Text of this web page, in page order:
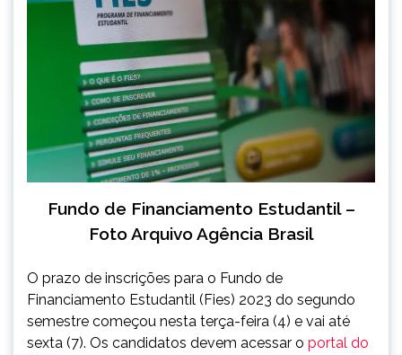
Fundo de Financiamento Estudantil –
Foto Arquivo Agência Brasil
O prazo de inscrições para o Fundo de
Financiamento Estudantil (Fies) 2023 do segundo
semestre começou nesta terça-feira (4) e vai até
sexta (7). Os candidatos devem acessar o portal do